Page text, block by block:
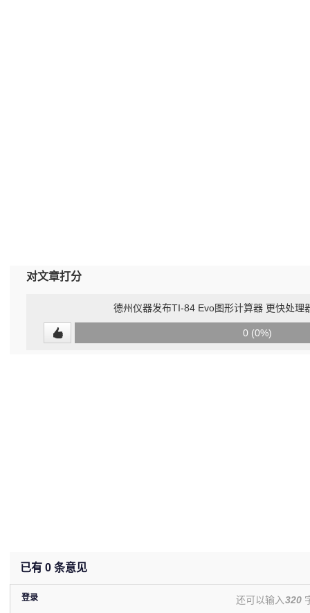
对文章打分
德州仪器发布TI‑84 Evo图形计算器 更快处理
0 (0%)
已有 0 条意见
登录 还可以输入320